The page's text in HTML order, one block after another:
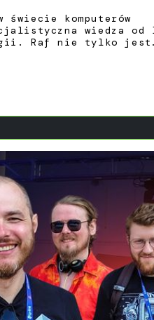
świecie komputerów
wiedza od
Raf nie tylko jest